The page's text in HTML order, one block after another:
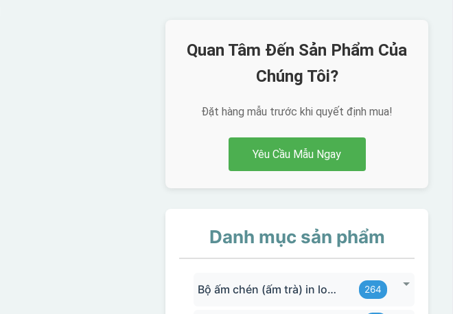
Quan Tâm Đến Sản Phẩm Của
Chúng Tôi?
Đặt hàng mẫu trước khi quyết định mua!
Yêu Cầu Mẫu Ngay
Danh mục sản phẩm
Bộ ấm chén (ấm trà) in logo 264